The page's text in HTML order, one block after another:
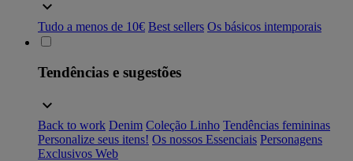
Tudo a menos de 10€ Best sellers Os básicos intemporais
Tendências e sugestões
Back to work Denim Coleção Linho Tendências femininas
Personalize seus itens! Os nossos Essenciais Personagens
Exclusivos Web